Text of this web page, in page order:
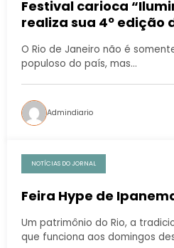
Festival carioca
realiza sua 4º edição
virtual
O Rio de Janeiro não é
populoso do país, mas…
Admindiario
NOTÍCIAS DO JORNAL
Feira Hype de
Um patrimônio do Rio, a
que funciona aos domingos